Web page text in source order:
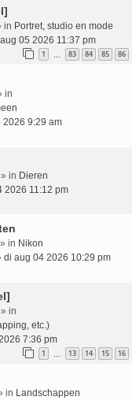
in Portret, studio en mode
05 2026 11:37 pm
1 … 83 84 85 86
in
2026 9:29 am
in Dieren
2026 11:12 pm
in Nikon
di aug 04 2026 10:29 pm
in
etc.)
7:36 pm
1 … 13 14 15 16
in Landschappen